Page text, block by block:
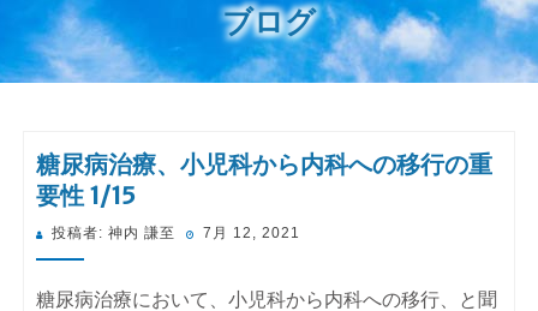
ブログ
糖尿病治療、小児科から内科への移行の重
要性 1/15
投稿者: 神内 謙至
投 7月 12, 2021
糖尿病治療において、小児科から内科への移行、と聞